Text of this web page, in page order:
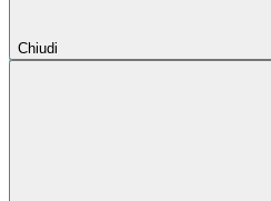
Chiudi